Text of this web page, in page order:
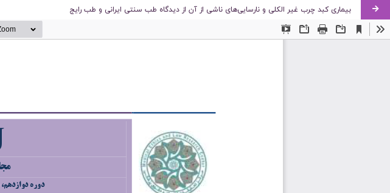
بیماری کبد چرب غیر الكلی و نارسایی‌های ناشی از آن از دیدگاه طب سنتی ایرانی و طب رایج